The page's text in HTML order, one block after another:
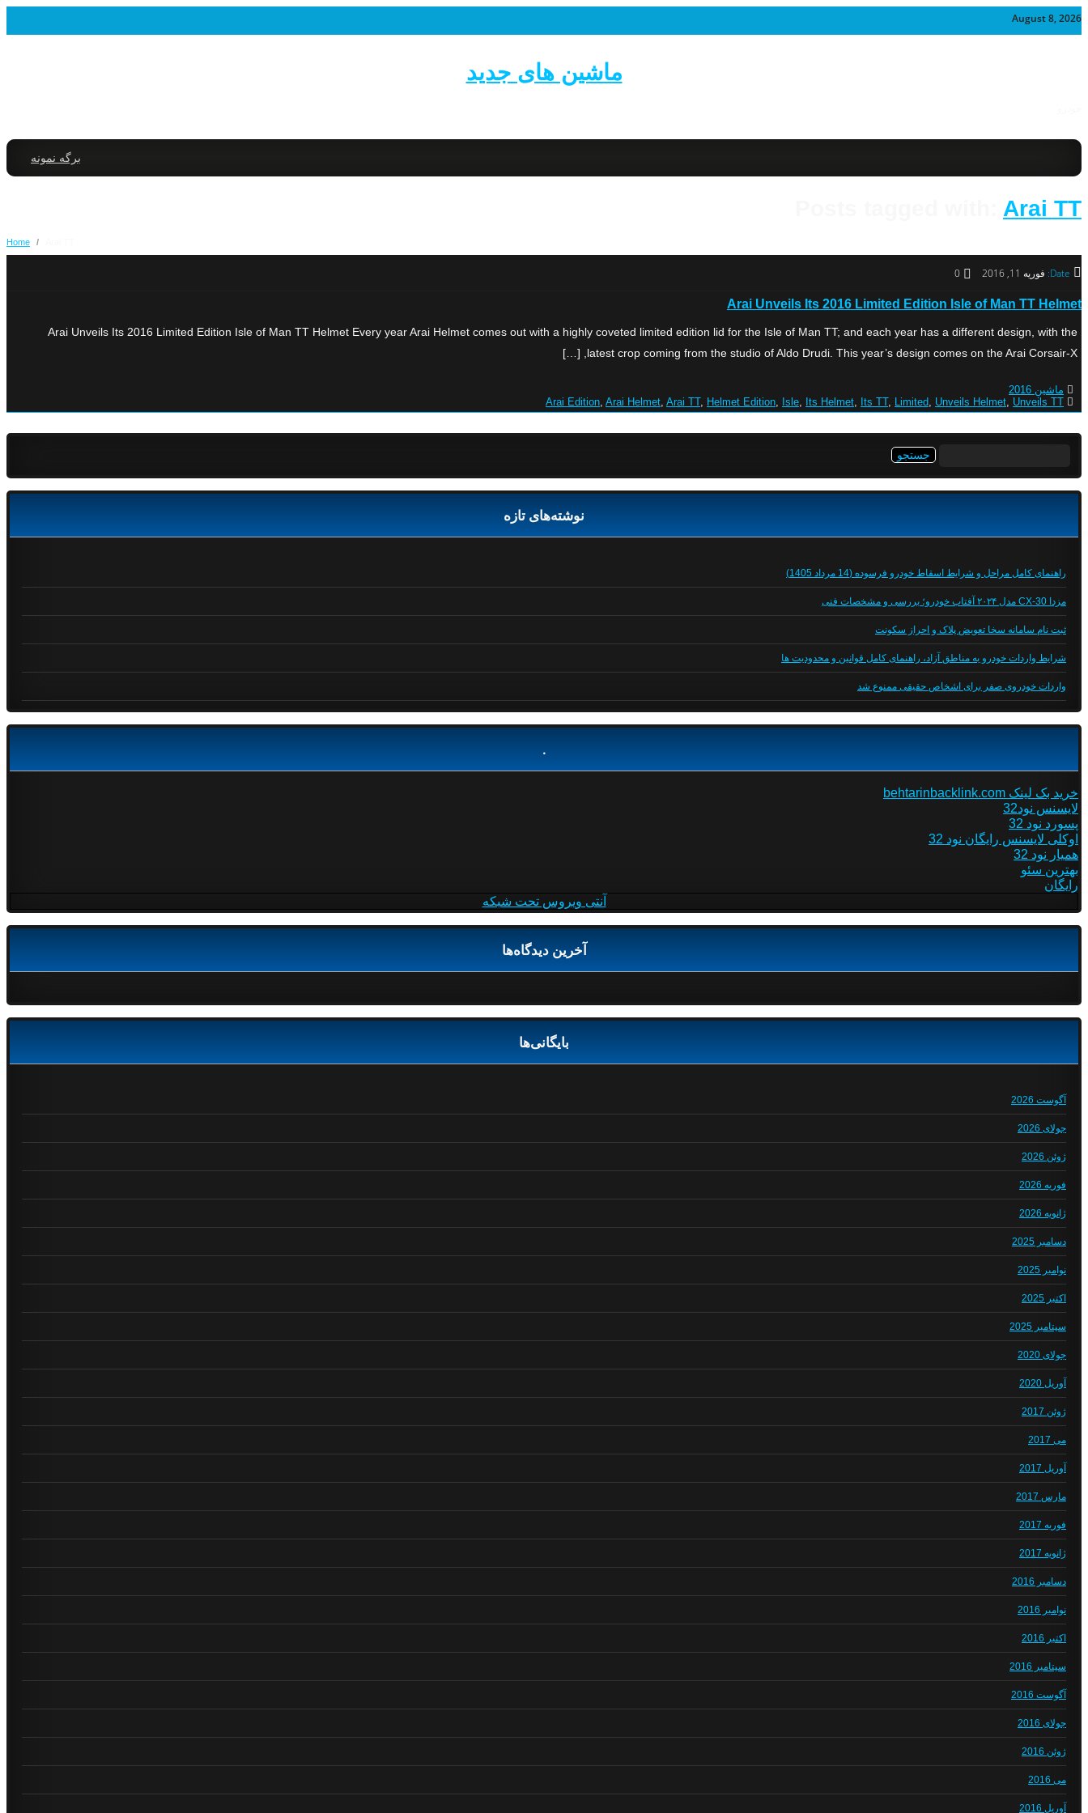
August 8, 2026
ماشین های جدید
برگه نمونه
Arai TT
Home /
Date: فوریه 11, 2016 0
Arai Unveils Its 2016 Limited Edition Isle of Man TT Helmet
Arai Unveils Its 2016 Limited Edition Isle of Man TT Helmet Every year Arai Helmet comes out with a highly coveted limited edition lid for the Isle of Man TT; and each year has a different design, with the
latest crop coming from the studio of Aldo Drudi. This year’s design comes on the Arai Corsair-X, […]
ماشین 2016
Arai Edition, Arai Helmet, Arai TT, Helmet Edition, Isle, Its Helmet, Its TT, Limited, Unveils Helmet, Unveils TT
نوشته‌های تازه
راهنمای کامل مراحل و شرایط اسقاط خودرو فرسوده (14 مرداد 1405)
مزدا CX-30 مدل ۲۰۲۴ آفتاب خودرو؛ بررسی و مشخصات فنی
ثبت نام سامانه سخا تعویض پلاک و احراز سکونت
شرایط واردات خودرو به مناطق آزاد، راهنمای کامل قوانین و محدودیت ها
واردات خودروی صفر برای اشخاص حقیقی ممنوع شد
.
خرید بک لینک behtarinbacklink.com
لایسنس نود32
پسورد نود 32
اوکلی لایسنس رایگان نود 32
همیار نود 32
بهترین سئو
رایگان
آنتی ویروس تحت شبکه
آخرین دیدگاه‌ها
بایگانی‌ها
آگوست 2026
جولای 2026
ژوئن 2026
فوریه 2026
ژانویه 2026
دسامبر 2025
نوامبر 2025
اکتبر 2025
سپتامبر 2025
جولای 2020
آوریل 2020
ژوئن 2017
می 2017
آوریل 2017
مارس 2017
فوریه 2017
ژانویه 2017
دسامبر 2016
نوامبر 2016
اکتبر 2016
سپتامبر 2016
آگوست 2016
جولای 2016
ژوئن 2016
می 2016
آوریل 2016